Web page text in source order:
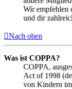
Wir empfehlen
und dir
Nach oben
Was ist COPPA?
COPPA,
Act of 1998
von Kindern